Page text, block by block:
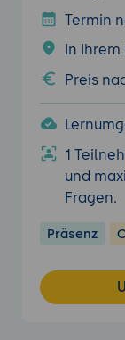
Termin
In
Preis
1
und
Fragen.
Präsenz